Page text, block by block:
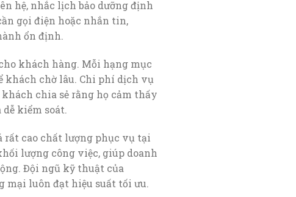
hệ, nhắc lịch bảo dưỡng định
gọi điện hoặc nhắn tin,
ổn định.
khách hàng. Mỗi hạng mục
khách chờ lâu. Chi phí dịch vụ
chia sẻ rằng họ cảm thấy
kiểm soát.
cao chất lượng phục vụ tại
lượng công việc, giúp doanh
Đội ngũ kỹ thuật của
mại luôn đạt hiệu suất tối ưu.